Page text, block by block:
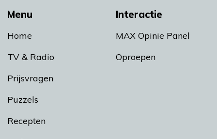
Menu
Home
TV & Radio
Prijsvragen
Puzzels
Recepten
Interactie
MAX Opinie Panel
Oproepen